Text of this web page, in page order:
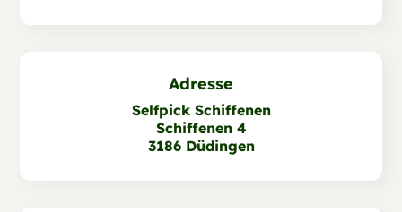
Adresse
Selfpick Schiffenen
Schiffenen 4
3186 Düdingen